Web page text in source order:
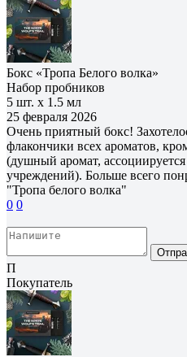
Бокс «Тропа Белого волка»
Набор пробников
5 шт. х 1.5 мл
25 февраля 2026
Очень приятный бокс!
флакончики всех ароматов,
(душный аромат, ассоциируется
учреждений). Больше всего
"Тропа белого волка"
0 0
П
Покупатель